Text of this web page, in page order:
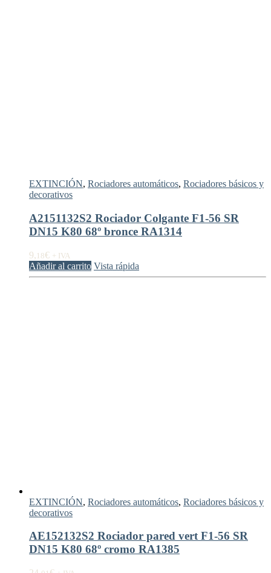
EXTINCIÓN, Rociadores automáticos, Rociadores básicos y
decorativos
A2151132S2 Rociador Colgante F1-56 SR
DN15 K80 68º bronce RA1314
9, 18€ + IVA
Añadir al carrito Vista rápida
EXTINCIÓN, Rociadores automáticos, Rociadores básicos y
decorativos
AE152132S2 Rociador pared vert F1-56 SR
DN15 K80 68º cromo RA1385